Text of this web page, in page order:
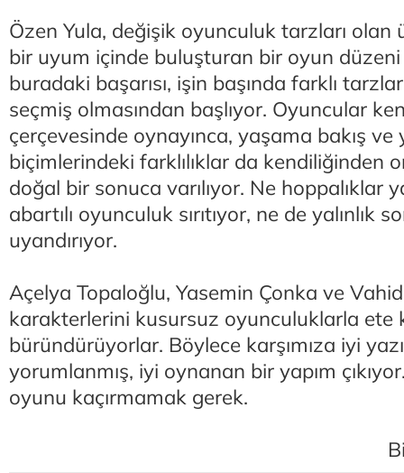
Özen Yula, değişik oyunculuk tarzları
bir uyum içinde buluşturan bir oyun
buradaki başarısı, işin başında farklı
seçmiş olmasından başlıyor. Oyuncular
çerçevesinde oynayınca, yaşama bakış ve
biçimlerindeki farklılıklar da kendiliğinden
doğal bir sonuca varılıyor. Ne hoppalıklar
abartılı oyunculuk sırıtıyor, ne de yalınlık
uyandırıyor.
Açelya Topaloğlu, Yasemin Çonka ve
karakterlerini kusursuz oyunculuklarla ete
büründürüyorlar. Böylece karşımıza iyi
yorumlanmış, iyi oynanan bir yapım
oyunu kaçırmamak gerek.